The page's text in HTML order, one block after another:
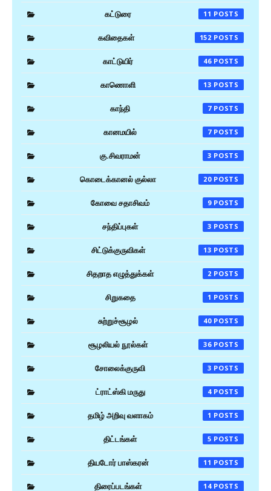
கட்டுரை 11
கவிதைகள் 152
காட்டுயிர் 46
காணொளி 13
காந்தி 7
கானமயில் 7
கு.சிவராமன் 3
கொடைக்கானல் குல்லா 20
கோவை சதாசிவம் 9
சந்திப்புகள் 3
சிட்டுக்குருவிகள் 13
சிதறாத எழுத்துக்கள் 2
சிறுகதை 1
சுற்றுச்சூழல் 40
சூழலியல் நூல்கள் 36
சோலைக்குருவி 3
ட்ராட்ஸ்கி மருது 4
தமிழ் அறிவு வளாகம் 1
திட்டங்கள் 5
தியடோர் பாஸ்கரன் 11
திரைப்படங்கள் 14